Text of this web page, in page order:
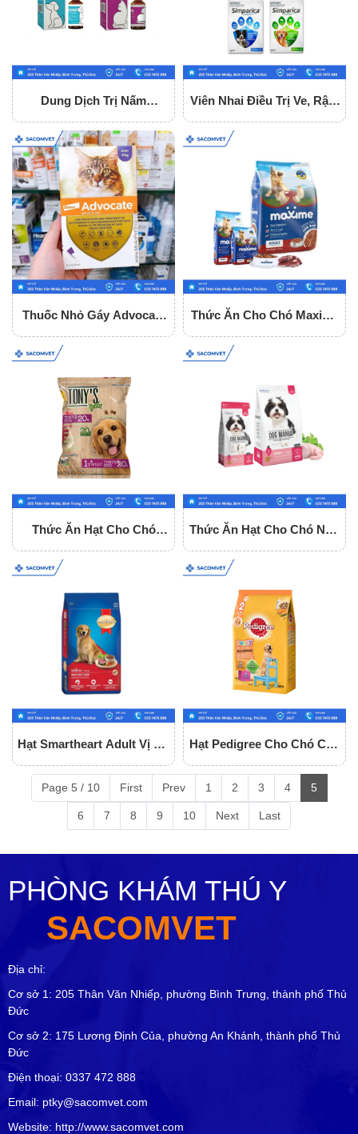
Dung Dịch Trị Nấm
Viên Nhai Điều Trị Ve, Rận,
Thuốc Nhỏ Gáy Advocate
Thức Ăn Cho Chó Maxime
Tuổi Gói 1.5Kg
Thức Ăn Hạt Cho Chó
Thức Ăn Hạt Cho Chó Nhỏ
Hạt Smartheart Adult Vị Bò
Hạt Pedigree Cho Chó Con
Page 5 / 10 First Prev 1 2 3 4 5
6 7 8 9 10 Next Last
PHÒNG KHÁM THÚ Y
SACOMVET
Địa chỉ:
Cơ sở 1: 205 Thân Văn Nhiếp, phường Bình Trưng, thành phố Thủ
Đức
Cơ sở 2: 175 Lương Định Của, phường An Khánh, thành phố Thủ
Đức
Điện thoại: 0337 472 888
Email: ptky@sacomvet.com
Website: http://www.sacomvet.com